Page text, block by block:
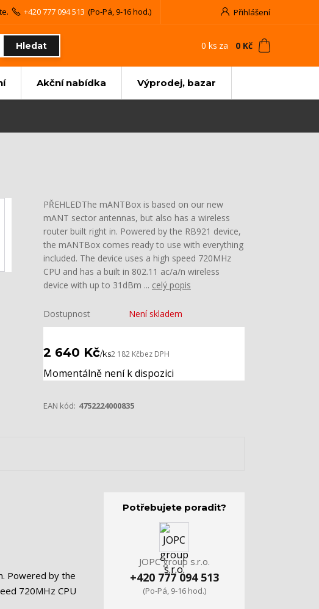
Přihlášení
Hledat
+420 777 094 513 (Po-Pá, 9-16 hod.)
0 ks za 0 Kč
Akční nabídka Výprodej, bazar
PŘEHLEDThe mANTBox is based on our new
mANT sector antennas, but also has a wireless
router built right in. Powered by the RB921 device,
the mANTBox comes ready to use with everything
included. The device uses a high speed 720MHz
CPU and has a built in 802.11 ac/a/n wireless
device with up to 31dBm ... celý popis
Dostupnost Není skladem
2 640 Kč/ks2 182 Kčbez DPH
Momentálně není k dispozici
EAN kód: 4752224000835
Powered by the
720MHz CPU
Potřebujete poradit?
JOPC group s.r.o.
+420 777 094 513
(Po-Pá, 9-16 hod.)